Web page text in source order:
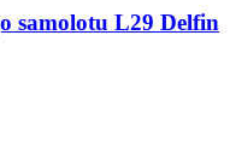
samolotu L29 Delfin